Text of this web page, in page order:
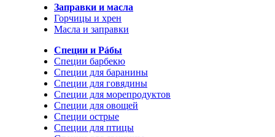
Заправки и масла
Горчицы и хрен
Масла и заправки
Специи и Рáбы
Специи барбекю
Специи для баранины
Специи для говядины
Специи для морепродуктов
Специи для овощей
Специи острые
Специи для птицы